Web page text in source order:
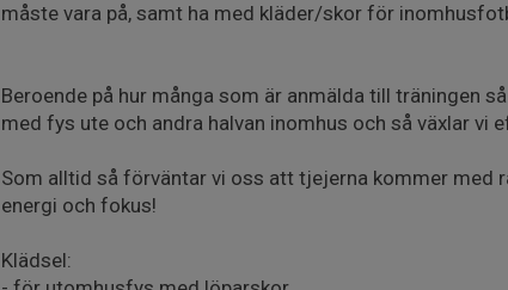
måste vara på, samt ha med kläder/skor för
Beroende på hur många som är anmälda till träningen
med fys ute och andra halvan inomhus och så växlar vi
Som alltid så förväntar vi oss att tjejerna kommer med
energi och fokus!
Klädsel: